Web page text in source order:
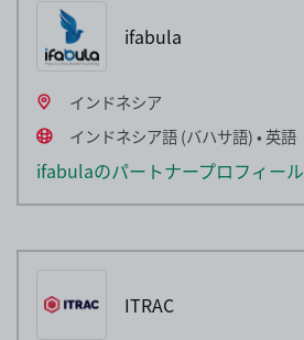
ifabula
インドネシア
インドネシア語 (バハサ語) • 英語
ifabulaのパートナープロフィール
ITRAC